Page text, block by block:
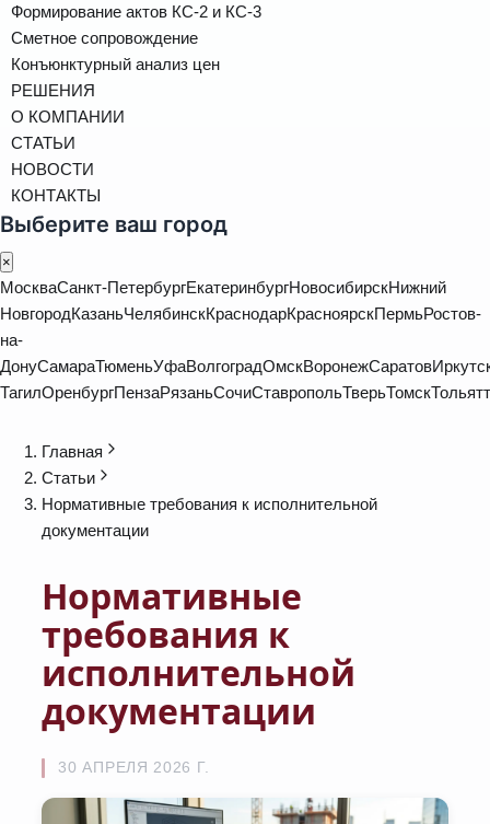
Формирование актов КС-2 и КС-3
Сметное сопровождение
Конъюнктурный анализ цен
РЕШЕНИЯ
О КОМПАНИИ
СТАТЬИ
НОВОСТИ
КОНТАКТЫ
Выберите ваш город
×
МоскваСанкт-ПетербургЕкатеринбургНовосибирскНижний
НовгородКазаньЧелябинскКраснодарКрасноярскПермьРостов-
на-
ДонуСамараТюменьУфаВолгоградОмскВоронежСаратов
ТагилОренбургПензаРязаньСочиСтавропольТверьТомск
Главная
Статьи
Нормативные требования к исполнительной
документации
Нормативные
требования к
исполнительной
документации
30 АПРЕЛЯ 2026 Г.